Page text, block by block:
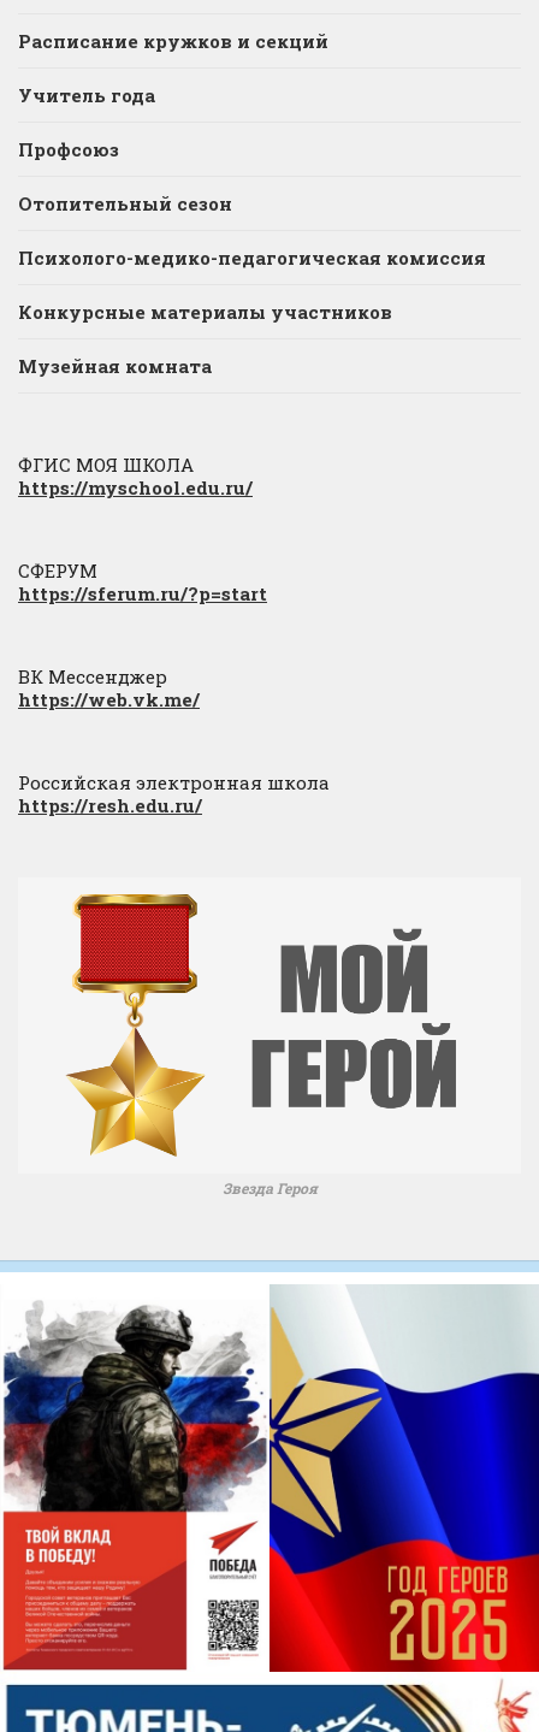
Расписание кружков и секций
Учитель года
Профсоюз
Отопительный сезон
Психолого-медико-педагогическая комиссия
Конкурсные материалы участников
Музейная комната
ФГИС МОЯ ШКОЛА
https://myschool.edu.ru/
СФЕРУМ
https://sferum.ru/?p=start
ВК Мессенджер
https://web.vk.me/
Российская электронная школа
https://resh.edu.ru/
Звезда Героя